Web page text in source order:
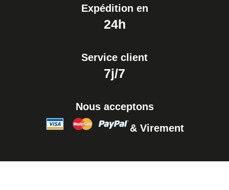
Expédition en
24h
Service client
7j/7
Nous acceptons
& Virement